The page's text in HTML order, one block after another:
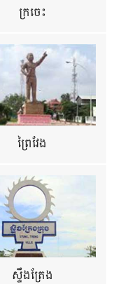
ក្រចេះ
ព្រៃវែង
ស្ទឹងត្រែង